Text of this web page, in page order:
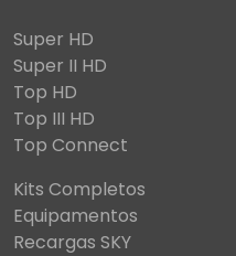
Super HD
Super II HD
Top HD
Top III HD
Top Connect
Kits Completos
Equipamentos
Recargas SKY